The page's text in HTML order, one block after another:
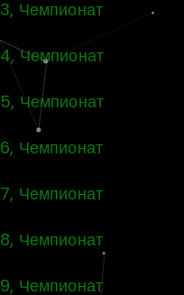
Чемпионат
Чемпионат
Чемпионат
Чемпионат
Чемпионат
Чемпионат
Чемпионат